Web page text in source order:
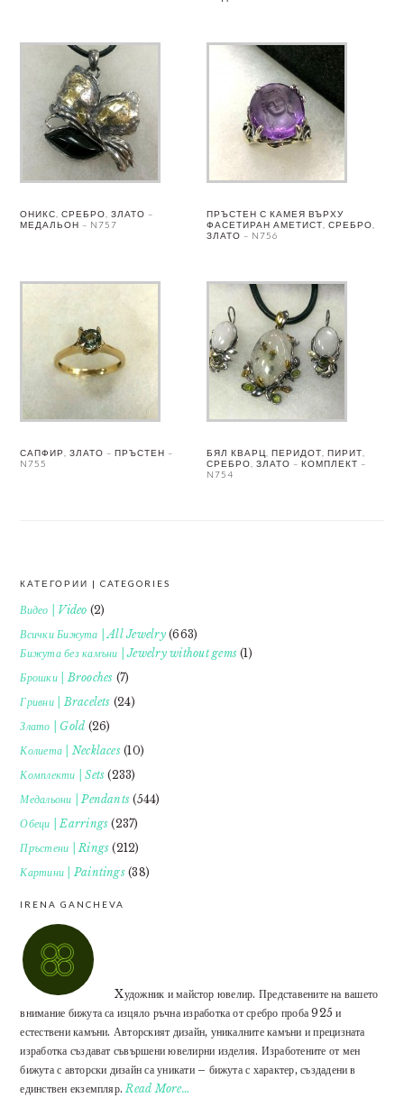
ОНИКС, СРЕБРО, ЗЛАТО –
МЕДАЛЬОН – N757
ПРЪСТЕН С КАМЕЯ ВЪРХУ
ФАСЕТИРАН АМЕТИСТ, СРЕБРО,
ЗЛАТО – N756
САПФИР, ЗЛАТО – ПРЪСТЕН –
N755
БЯЛ КВАРЦ, ПЕРИДОТ, ПИРИТ,
СРЕБРО, ЗЛАТО – КОМПЛЕКТ –
N754
FOOTER
КАТЕГОРИИ | CATEGORIES
Видео | Video (2)
Всички Бижута | All Jewelry(663)
Бижута без камъни | Jewelry without gems (1)
Брошки | Brooches (7)
Гривни | Bracelets (24)
Злато | Gold (26)
Колиета | Necklaces(10)
Комплекти | Sets (233)
Медальони | Pendants (544)
Обеци | Earrings (237)
Пръстени | Rings (212)
Картини | Paintings(38)
IRENA GANCHEVA
Xудожник и майстор ювелир. Представените на вашето
внимание бижута са изцяло ръчна изработка от сребро проба 925 и
естествени камъни. Авторският дизайн, уникалните камъни и прецизната
изработка създават съвършени ювелирни изделия. Изработените от мен
бижута с авторски дизайн са уникати – бижута с характер, създадени в
единствен екземпляр.Read More…